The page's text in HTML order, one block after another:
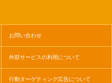
お問い合わせ
外部サービスの利用について
行動ターゲティング広告について